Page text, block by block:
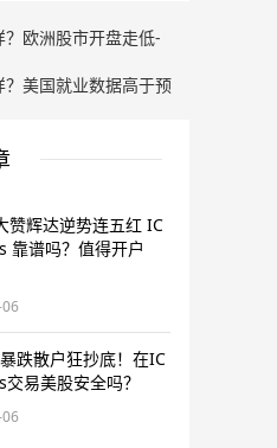
欧洲股市开盘走低-
美国就业数据高于预
赞辉达逆势连五红 IC
靠谱吗？值得开户
跌散户狂抄底！在IC
易美股安全吗？